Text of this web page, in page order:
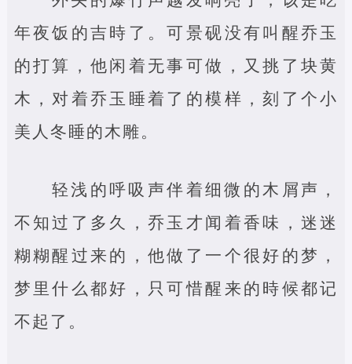
年夜饭的吉時了。可景砚没有叫醒乔玉
的打算，他闲着无事可做，又挑了块黄
木，对着乔玉睡着了的模样，刻了个小
美人冬睡的木雕。
轻浅的呼吸声伴着细微的木屑声，
不知过了多久，乔玉才闻着香味，迷迷
糊糊醒过来的，他做了一个很好的梦，
梦里什么都好，只可惜醒来的時候都记
不起了。